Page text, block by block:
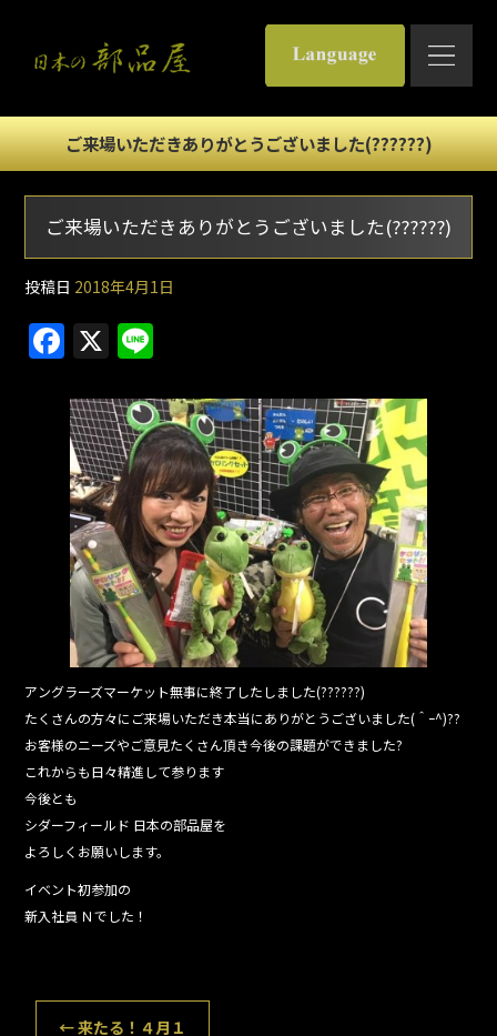
ご来場いただきありがとうございました(??????)
ご来場いただきありがとうございました(??????)
投稿日 2018年4月1日
F
a
c
e
b
o
o
k
X
e
アングラーズマーケット無事に終了したしました(??????)
たくさんの方々にご来場いただき本当にありがとうございました(＾ｰ^)??
お客様のニーズやご意見たくさん頂き今後の課題ができました?
これからも日々精進して参ります
今後とも
シダーフィールド 日本の部品屋を
よろしくお願いします。
イベント初参加の
新入社員 Ｎでした！
←来たる！４月１